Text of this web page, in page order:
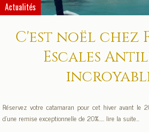
Actualités
C'est noël chez
Escales
Réservez votre catamaran pour cet hiver avant
d'une remise exceptionnelle de 20%...... lire la suite...